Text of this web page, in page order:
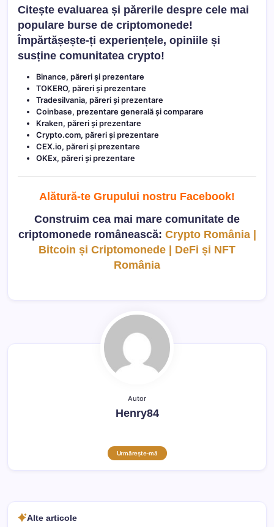
Citește evaluarea și părerile despre cele mai
populare burse de criptomonede!
Împărtășește-ți experiențele, opiniile și
susține comunitatea crypto!
Binance, păreri și prezentare
TOKERO, păreri și prezentare
Tradesilvania, păreri și prezentare
Coinbase, prezentare generală și comparare
Kraken, păreri și prezentare
Crypto.com, păreri și prezentare
CEX.io, păreri și prezentare
OKEx, păreri și prezentare
Alătură-te Grupului nostru Facebook!
Construim cea mai mare comunitate de
criptomonede românească: Crypto România |
Bitcoin și Criptomonede | DeFi și NFT
România
Autor
Henry84
Urmărește-mă
Alte articole